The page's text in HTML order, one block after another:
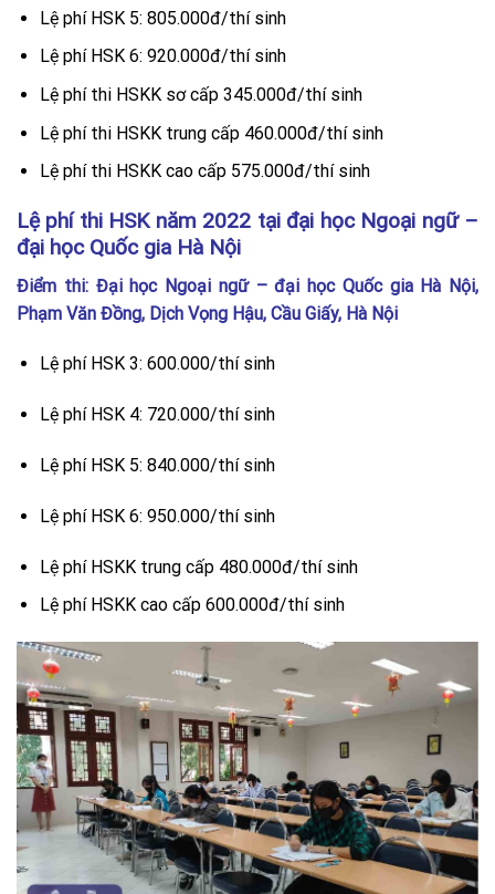
Lệ phí HSK 5: 805.000đ/thí sinh
Lệ phí HSK 6: 920.000đ/thí sinh
Lệ phí thi HSKK sơ cấp 345.000đ/thí sinh
Lệ phí thi HSKK trung cấp 460.000đ/thí sinh
Lệ phí thi HSKK cao cấp 575.000đ/thí sinh
Lệ phí thi HSK năm 2022 tại đại học Ngoại ngữ –
đại học Quốc gia Hà Nội
Điểm thi: Đại học Ngoại ngữ – đại học Quốc gia Hà Nội,
Phạm Văn Đồng, Dịch Vọng Hậu, Cầu Giấy, Hà Nội
Lệ phí HSK 3: 600.000/thí sinh
Lệ phí HSK 4: 720.000/thí sinh
Lệ phí HSK 5: 840.000/thí sinh
Lệ phí HSK 6: 950.000/thí sinh
Lệ phí HSKK trung cấp 480.000đ/thí sinh
Lệ phí HSKK cao cấp 600.000đ/thí sinh